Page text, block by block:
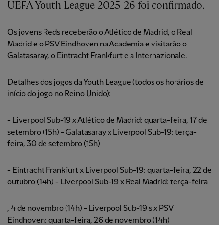
UEFA Youth League 2025-26 foi confirmado.
Os jovens Reds receberão o Atlético de Madrid, o Real
Madrid e o PSV Eindhoven na Academia e visitarão o
Galatasaray, o Eintracht Frankfurt e a Internazionale.
Detalhes dos jogos da Youth League (todos os horários de
início do jogo no Reino Unido):
- Liverpool Sub-19 x Atlético de Madrid: quarta-feira, 17 de
setembro (15h) - Galatasaray x Liverpool Sub-19: terça-
feira, 30 de setembro (15h)
- Eintracht Frankfurt x Liverpool Sub-19: quarta-feira, 22 de
outubro (14h) - Liverpool Sub-19 x Real Madrid: terça-feira
, 4 de novembro (14h) - Liverpool Sub-19 s x PSV
Eindhoven: quarta-feira, 26 de novembro (14h)